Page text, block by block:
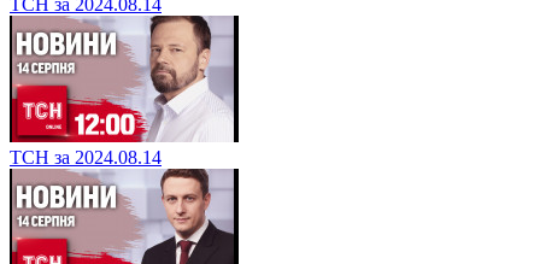
ТСН за 2024.08.14